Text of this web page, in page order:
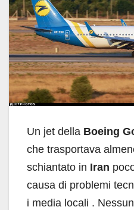
Un jet della Boeing
che trasportava
schiantato in Iran
causa di problemi
i media locali .